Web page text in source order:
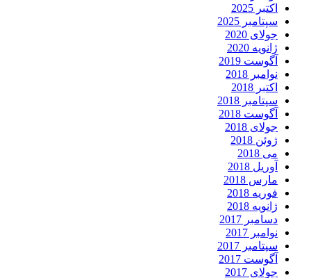
اکتبر 2025
سپتامبر 2025
جولای 2020
ژانویه 2020
آگوست 2019
نوامبر 2018
اکتبر 2018
سپتامبر 2018
آگوست 2018
جولای 2018
ژوئن 2018
می 2018
آوریل 2018
مارس 2018
فوریه 2018
ژانویه 2018
دسامبر 2017
نوامبر 2017
سپتامبر 2017
آگوست 2017
جولای 2017